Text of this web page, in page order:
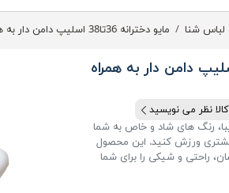
لباس شنا مایو دخترانه 36تا38 اسلیپ دامن دار به همراه کلاه
دخترانه 36تا38 اسلیپ دامن دار به همراه
کالا نظر می نویسید
رنگ های شاد و خاص به شما
بیشتری ورزش کنید. این محصول
راحتی و شیکی را برای شما